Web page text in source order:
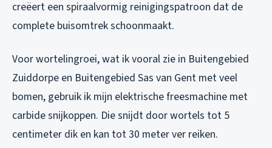
creëert een spiraalvormig reinigingspatroon dat de
complete buisomtrek schoonmaakt.
Voor wortelingroei, wat ik vooral zie in Buitengebied
Zuiddorpe en Buitengebied Sas van Gent met veel
bomen, gebruik ik mijn elektrische freesmachine met
carbide snijkoppen. Die snijdt door wortels tot 5
centimeter dik en kan tot 30 meter ver reiken.